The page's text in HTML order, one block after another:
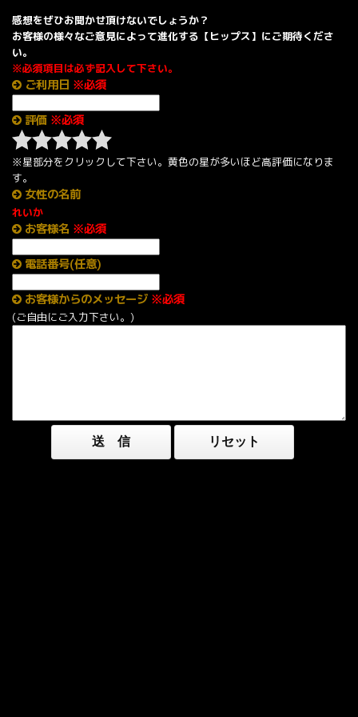
感想をぜひお聞かせ頂けないでしょうか？
お客様の様々なご意見によって進化する【ヒップス】にご期待くださ
い。
※必須項目は必ず記入して下さい。
ご利用日 ※必須
評価 ※必須
※星部分をクリックして下さい。黄色の星が多いほど高評価になりま
す。
女性の名前
れいか
お客様名 ※必須
電話番号(任意)
お客様からのメッセージ ※必須
(ご自由にご入力下さい。)